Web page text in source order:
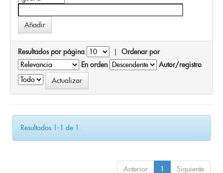
Resultados por página | Ordenar por
En orden
Autor/registro
Resultados 1-1 de 1.
Anterior 1 Siguiente